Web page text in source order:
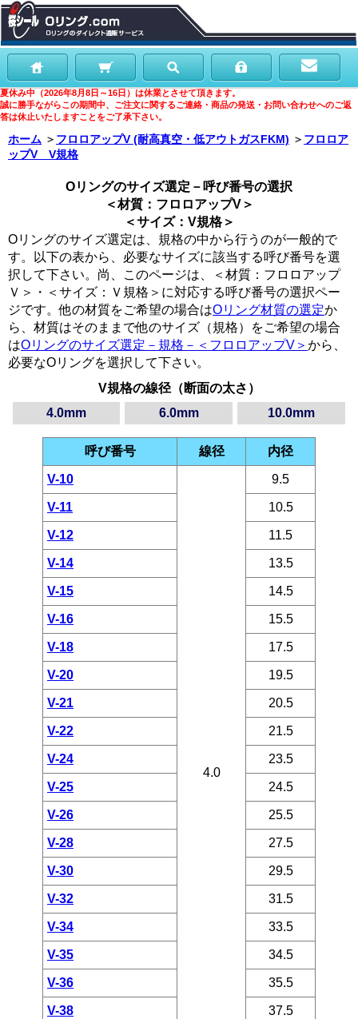
夏休み中（2026年8月8日～16日）は休業とさせて頂きます。
誠に勝手ながらこの期間中、ご注文に関するご連絡・商品の発送・お問い合わせへのご返
答は休止いたしますことをご了承下さい。
ホーム ＞ フロロアップV (耐高真空・低アウトガスFKM) ＞ フロロア
ップV V規格
Oリングのサイズ選定－呼び番号の選択
＜材質：フロロアップV＞
＜サイズ：V規格＞
Oリングのサイズ選定は、規格の中から行うのが一般的で
す。以下の表から、必要なサイズに該当する呼び番号を選
択して下さい。尚、このページは、＜材質：フロロアップ
Ｖ＞・＜サイズ：Ｖ規格＞に対応する呼び番号の選択ペー
ジです。他の材質をご希望の場合はOリング材質の選定か
ら、材質はそのままで他のサイズ（規格）をご希望の場合
はOリングのサイズ選定－規格－＜フロロアップV＞ から、
必要なOリングを選択して下さい。
V規格の線径（断面の太さ）
4.0mm
6.0mm 10.0mm
呼び番号 線径 内径
V-10
4.0
9.5
V-11 10.5
V-12 11.5
V-14 13.5
V-15 14.5
V-16 15.5
V-18 17.5
V-20 19.5
V-21 20.5
V-22 21.5
V-24 23.5
V-25 24.5
V-26 25.5
V-28 27.5
V-30 29.5
V-32 31.5
V-34 33.5
V-35 34.5
V-36 35.5
V-38 37.5